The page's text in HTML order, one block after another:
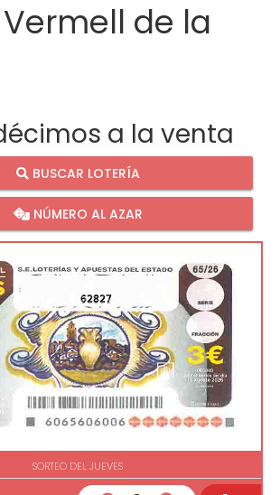
Vermell de la
a la venta
BUSCAR LOTERÍA
NÚMERO AL AZAR
62827
SORTEO DEL JUEVES